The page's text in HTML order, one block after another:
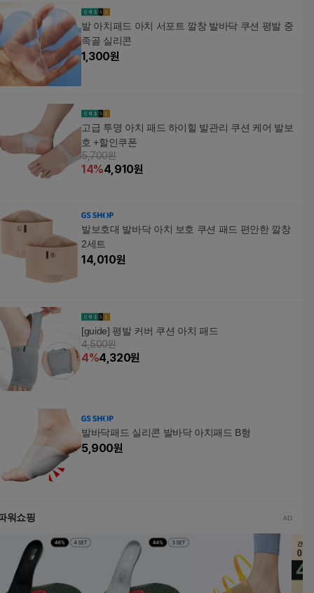
발 아치패드 아치 서포트 깔창 발바닥 쿠션 평발 중
족골 실리콘
1,300원
고급 투명 아치 패드 하이힐 발관리 쿠션 케어 발보
호 +할인쿠폰
5,700원
14%4,910원
발보호대 발바닥 아치 보호 쿠션 패드 편안한 깔창
2세트
14,010원
[guide] 평발 커버 쿠션 아치 패드
4,500원
4%4,320원
발바닥패드 실리콘 발바닥 아치패드 B형
5,900원
워쇼핑